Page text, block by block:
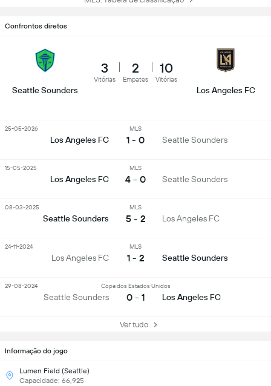
Informação do jogo
Lumen Field (Seattle)
Capacidade: 66,925
Confrontos diretos
Seattle Sounders
3
Vitórias
2
Empates
10
Vitórias
Los Angeles FC
Los Angeles FC
MLS
1 - 0 Seattle Sounders
25-05-2026
Los Angeles FC
MLS
4 - 0 Seattle Sounders
15-05-2025
Seattle Sounders
MLS
5 - 2 Los Angeles FC
08-03-2025
Los Angeles FC
MLS
1 - 2 Seattle Sounders
24-11-2024
Seattle Sounders
Copa dos Estados Unidos
0 - 1 Los Angeles FC
29-08-2024
Ver tudo